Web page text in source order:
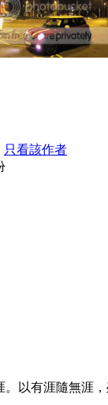
只看該作者
。以有涯隨無涯